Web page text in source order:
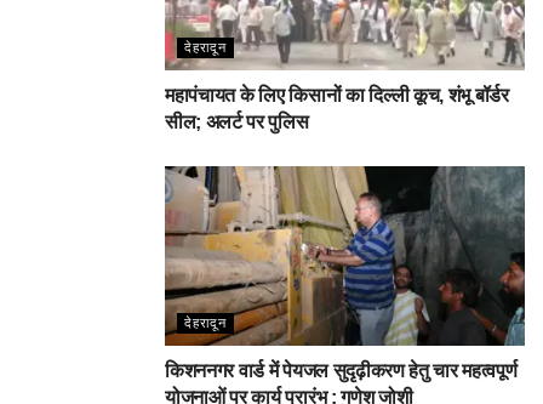
देहरादून
महापंचायत के लिए किसानों का दिल्ली कूच, शंभू बॉर्डर
सील; अलर्ट पर पुलिस
देहरादून
किशननगर वार्ड में पेयजल सुदृढ़ीकरण हेतु चार महत्वपूर्ण
योजनाओं पर कार्य प्रारंभ : गणेश जोशी